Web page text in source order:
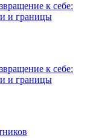
к себе:
и границы
к себе:
и границы